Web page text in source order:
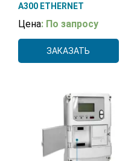
А300 ETHERNET
Цена: По запросу
ЗАКАЗАТЬ